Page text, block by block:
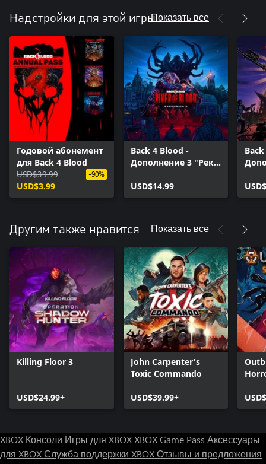
Надстройки для этой игрыПоказать все
Годовой абонемент
для Back 4 Blood
USD$39.99
USD$3.99
-90%
Back 4 Blood -
Дополнение 3 "Река
USD$14.99
Другим также нравится Показать все
Killing Floor 3
USD$24.99+
John Carpenter's
Toxic Commando
USD$39.99+
XBOX Консоли Игры для XBOXXBOX Game Pass Аксессуары
для XBOXСлужба поддержки XBOXОтзывы и предложения